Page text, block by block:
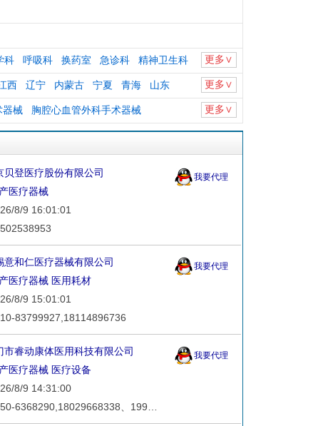
科 呼吸科 换药室 急诊科 精神卫生科 更多∨
西 辽宁 内蒙古 宁夏 青海 山东 更多∨
器械 胸腔心血管外科手术器械 更多∨
贝登医疗股份有限公司
医疗器械
8/9 16:01:01
我要代理
意和仁医疗器械有限公司
医疗器械 医用耗材
8/9 15:01:01
83799927,18114896736
我要代理
市睿动康体医用科技有限公司
医疗器械 医疗设备
8/9 14:31:00
我要代理